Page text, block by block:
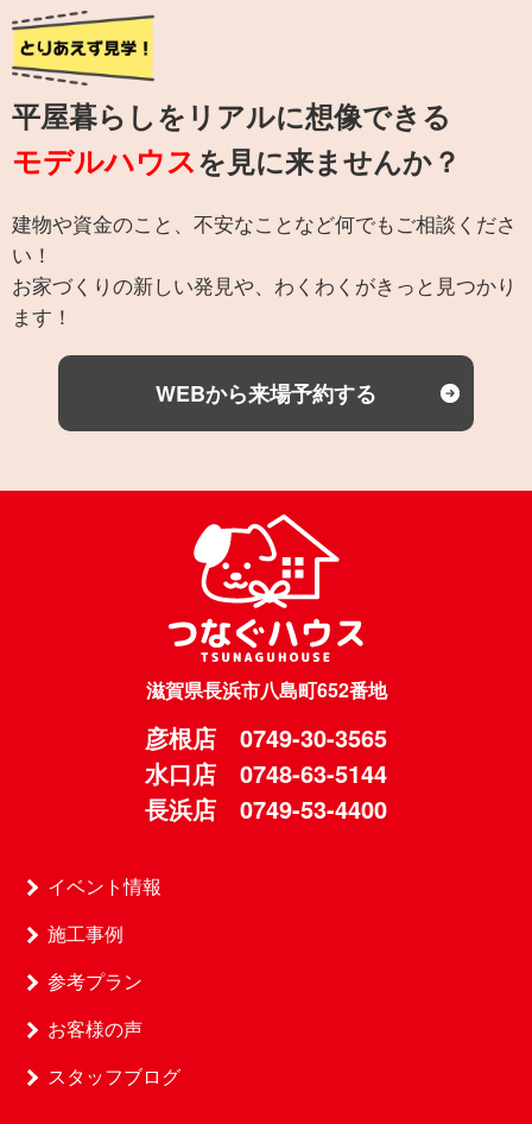
平屋暮らしをリアルに想像できる
モデルハウスを見に来ませんか？
建物や資金のこと、不安なことなど何でもご相談くださ
い！
お家づくりの新しい発見や、わくわくがきっと見つかり
ます！
WEBから来場予約する
滋賀県長浜市八島町652番地
彦根店 0749-30-3565
水口店 0748-63-5144
長浜店 0749-53-4400
イベント情報
施工事例
参考プラン
お客様の声
スタッフブログ